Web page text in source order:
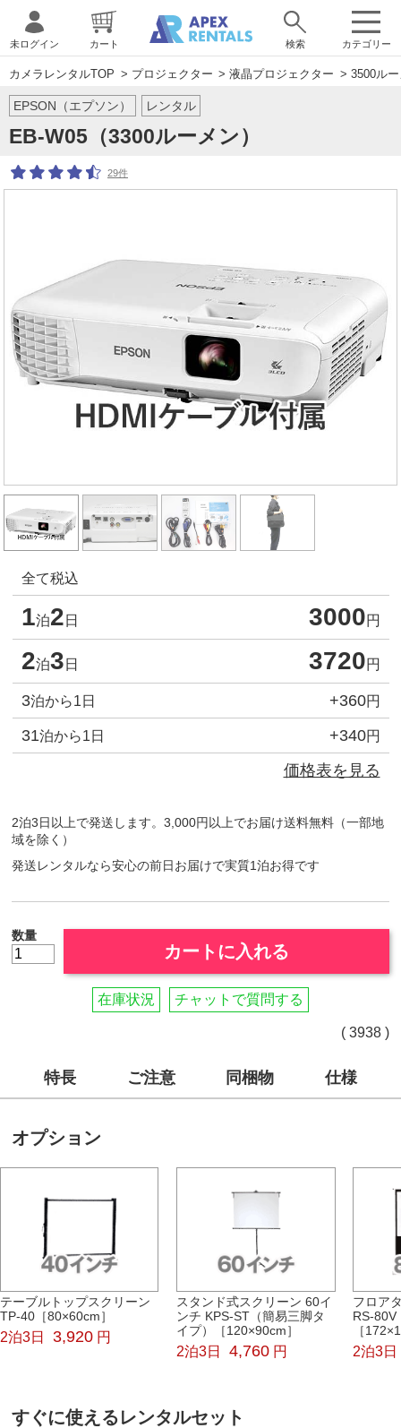
カテゴリー
未ログイン カート 検索
カメラレンタルTOP > プロジェクター > 液晶プロジェクター > 3500ル
EPSON（エプソン）
EB-W05（3300ルーメン）
レンタル
29件
全て税込
1泊2 日 3000円
2泊3 日 3720円
3泊から1日 +360円
31泊から1日 +340円
価格表を見る
2泊3日以上で発送します。3,000円以上でお届け送料無料（一部地
域を除く）
発送レンタルなら安心の前日お届けで実質1泊お得です
数量
カートに入れる
在庫状況 チャットで質問する
( 3938 )
特長 ご注意 同梱物 仕様
オプション
テーブルトップスクリーン
TP-40［80×60cm］
2泊3日 3,920 円
スタンド式スクリーン 60イ
ンチ KPS-ST（簡易三脚タ
イプ）［120×90cm］
2泊3日 4,760 円
フロア
RS-80V
［
2泊3日
すぐに使えるレンタルセット